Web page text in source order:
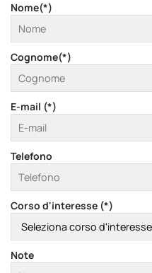
Nome(*)
Cognome(*)
E-mail (*)
Telefono
Corso d'interesse (*)
Note